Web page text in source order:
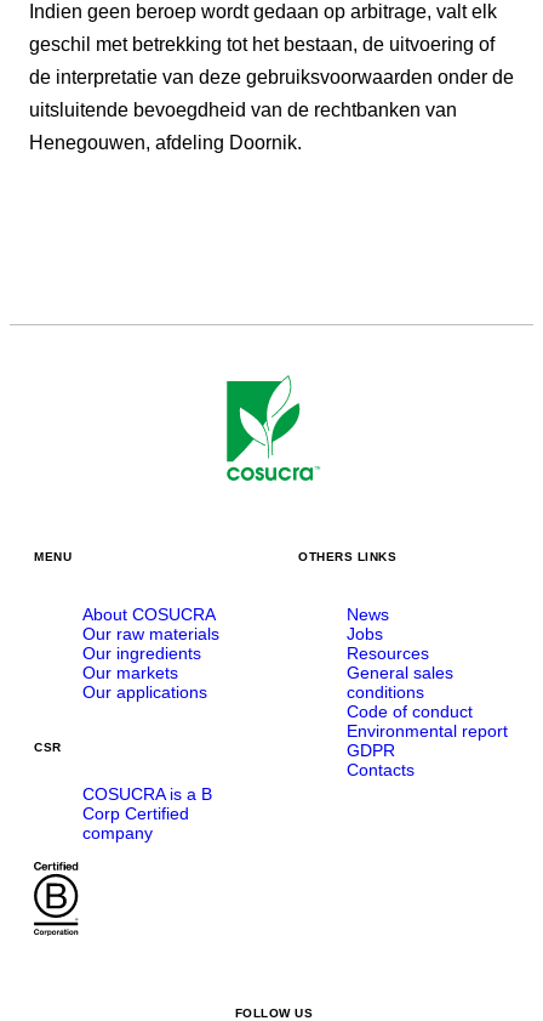
Indien geen beroep wordt gedaan op arbitrage, valt elk
geschil met betrekking tot het bestaan, de uitvoering of
de interpretatie van deze gebruiksvoorwaarden onder de
uitsluitende bevoegdheid van de rechtbanken van
Henegouwen, afdeling Doornik.
MENU
About COSUCRA
Our raw materials
Our ingredients
Our markets
Our applications
CSR
COSUCRA is a B
Corp Certified
company
OTHERS LINKS
News
Jobs
Resources
General sales
conditions
Code of conduct
Environmental report
GDPR
Contacts
FOLLOW US